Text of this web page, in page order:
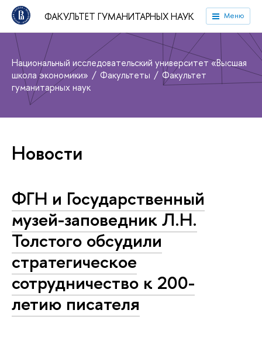
ФАКУЛЬТЕТ ГУМАНИТАРНЫХ НАУК Меню
Национальный исследовательский университет «Высшая
школа экономики»
Факультеты
Факультет
гуманитарных наук
Новости
ФГН и Государственный
музей-заповедник Л.Н.
Толстого обсудили
стратегическое
сотрудничество к 200-
летию писателя